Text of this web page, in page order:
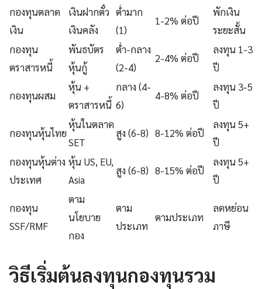
กองทุนตลาด
เงิน
เงินฝากตั๋ว
เงินคลัง
ต่ำมาก
(1)
1-2% ต่อปี
พักเงิน
ระยะสั้น
กองทุน
ตราสารหนี้
พันธบัตร
หุ้นกู้
ต่ำ-กลาง
(2-4)
2-4% ต่อปี
ลงทุน 1-3
ปี
กองทุนผสม
หุ้น +
ตราสารหนี้
กลาง (4-
6)
4-8% ต่อปี
ลงทุน 3-5
ปี
กองทุนหุ้นไทย
หุ้นในตลาด
SET
สูง (6-8) 8-12% ต่อปี
ลงทุน 5+
ปี
กองทุนหุ้นต่าง
ประเทศ
หุ้น US, EU,
Asia
สูง (6-8) 8-15% ต่อปี
ลงทุน 5+
ปี
กองทุน
SSF/RMF
ตาม
นโยบาย
กอง
ตาม
ประเภท
ตามประเภท
ลดหย่อน
ภาษี
วิธีเริ่มต้นลงทุนกองทุนรวม